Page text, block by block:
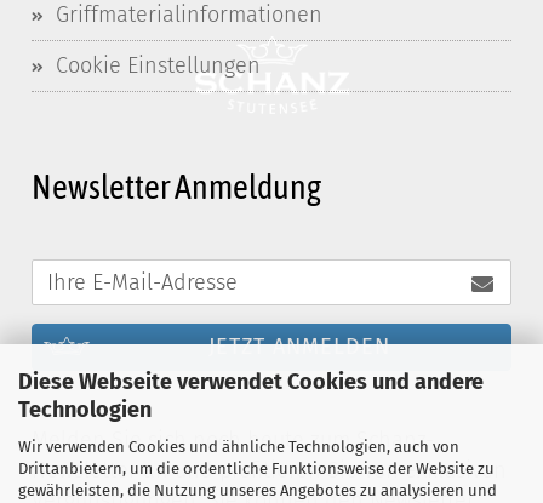
Diese Webseite verwendet Cookies und andere
Technologien
Wir verwenden Cookies und ähnliche Technologien, auch von
Drittanbietern, um die ordentliche Funktionsweise der Website zu
gewährleisten, die Nutzung unseres Angebotes zu analysieren und
Griffmaterialinformationen
Cookie Einstellungen
Newsletter Anmeldung
JETZT ANMELDEN
Melden Sie sich noch heute zum Schanz-
Newsletter an und profitieren Sie von exklusiven